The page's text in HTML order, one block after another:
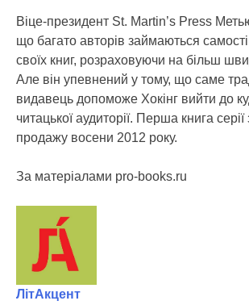
Віце-президент St. Martin’s Press
що багато авторів займаються
своїх книг, розраховуючи на більш
Але він упевнений у тому, що саме
видавець допоможе Хокінг вийти до
читацької аудиторії. Перша книга серії
продажу восени 2012 року.
За матеріалами pro-books.ru
ЛітАкцент